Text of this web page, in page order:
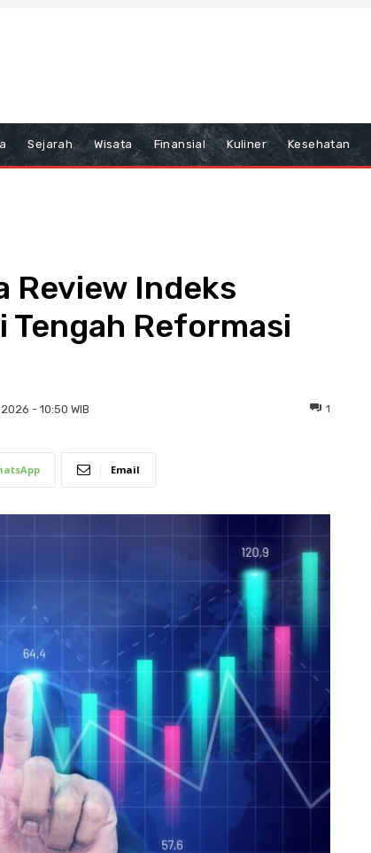
Sejarah Wisata Finansial Kuliner Kesehatan
Review Indeks
Tengah Reformasi
- 10:50 WIB 1
Email